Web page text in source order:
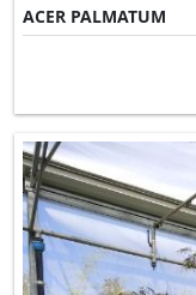
ACER PALMATUM